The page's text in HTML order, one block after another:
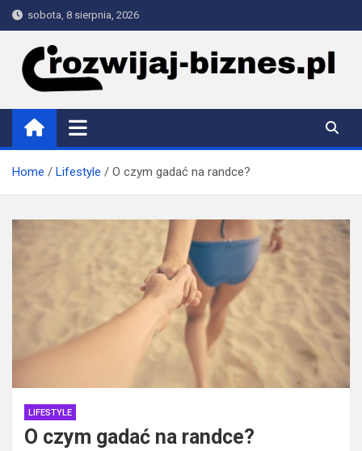
Skip
to
content
sobota, 8 sierpnia, 2026
rozwijaj-biznes.pl
Home Lifestyle O czym gadać na randce?
LIFESTYLE
O czym gadać na randce?